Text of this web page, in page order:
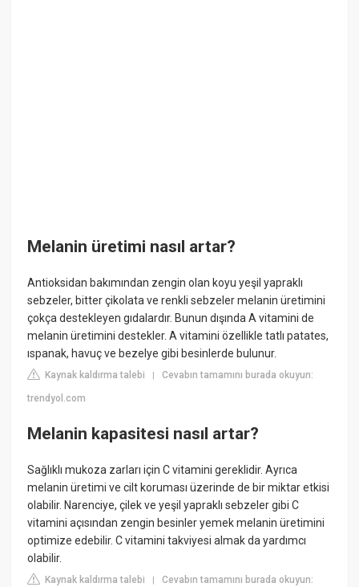
Melanin üretimi nasıl artar?
Antioksidan bakımından zengin olan koyu yeşil yapraklı
sebzeler, bitter çikolata ve renkli sebzeler melanin üretimini
çokça destekleyen gıdalardır. Bunun dışında A vitamini de
melanin üretimini destekler. A vitamini özellikle tatlı patates,
ıspanak, havuç ve bezelye gibi besinlerde bulunur.
Kaynak kaldırma talebi |Cevabın tamamını burada okuyun:
trendyol.com
Melanin kapasitesi nasıl artar?
Sağlıklı mukoza zarları için C vitamini gereklidir. Ayrıca
melanin üretimi ve cilt koruması üzerinde de bir miktar etkisi
olabilir. Narenciye, çilek ve yeşil yapraklı sebzeler gibi C
vitamini açısından zengin besinler yemek melanin üretimini
optimize edebilir. C vitamini takviyesi almak da yardımcı
olabilir.
Kaynak kaldırma talebi |Cevabın tamamını burada okuyun: